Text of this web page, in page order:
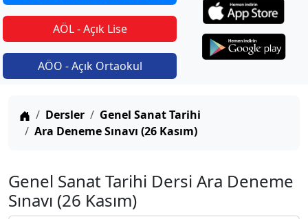
AÖL - Açık Lise
AÖO - Açık Ortaokul
Anasayfa
Dersler
Genel Sanat Tarihi
Ara Deneme Sınavı (26 Kasım)
Genel Sanat Tarihi Dersi Ara Deneme
Sınavı (26 Kasım)